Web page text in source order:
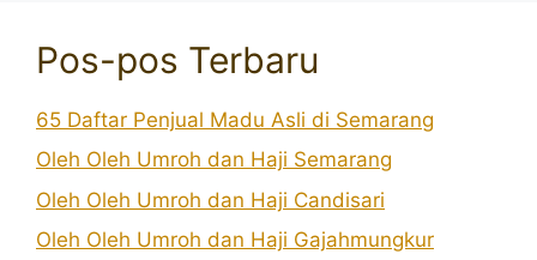
Pos-pos Terbaru
65 Daftar Penjual Madu Asli di Semarang
Oleh Oleh Umroh dan Haji Semarang
Oleh Oleh Umroh dan Haji Candisari
Oleh Oleh Umroh dan Haji Gajahmungkur